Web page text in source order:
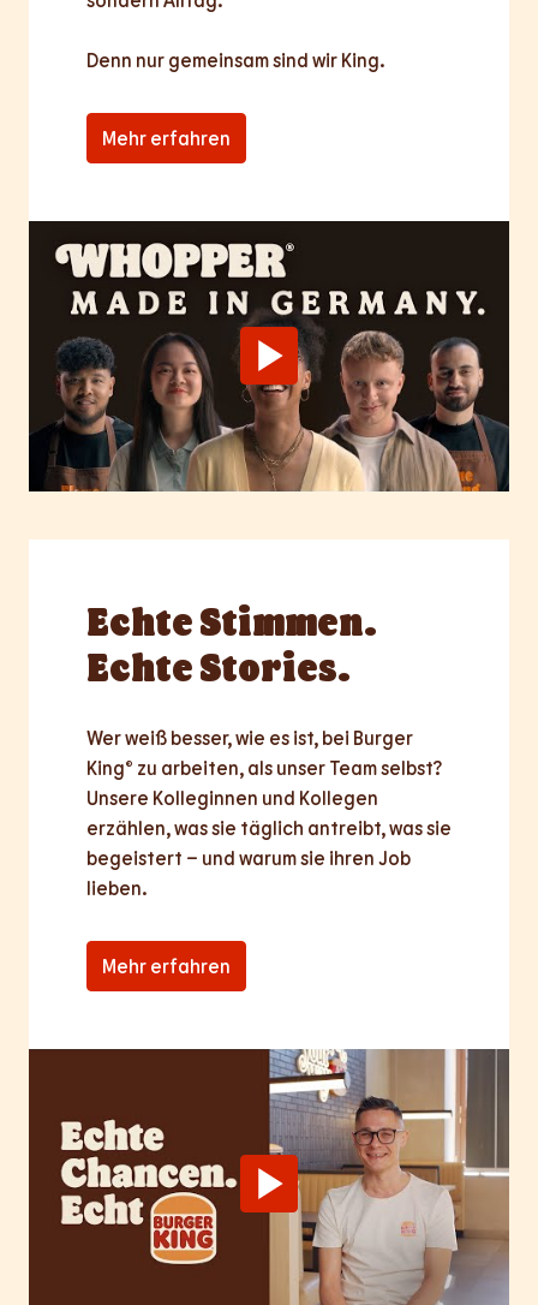
Denn nur gemeinsamsind wir King.
Mehr erfahren
EchteStimmen.
Echte Stories.
Wer weiß besser, wie es ist, bei Burger
King® zu arbeiten, als unser Team selbst?
Unsere Kolleginnen und Kollegen
erzählen, was sie täglich antreibt, was sie
begeistert – und warum sie ihren Job
lieben.
Mehr erfahren